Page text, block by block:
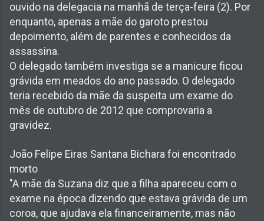
ouvido na delegacia na manhã de terça-feira (2). Por
enquanto, apenas a mãe do garoto prestou
depoimento, além de parentes e conhecidos da
assassina.
O delegado também investiga se a manicure ficou
grávida em meados do ano passado. O delegado
teria recebido da mãe da suspeita um exame do
mês de outubro de 2012 que comprovaria a
gravidez.
João Felipe Eiras Santana Bichara foi encontrado
morto
"A mãe da Suzana diz que a filha apareceu com o
exame na época dizendo que estava grávida de um
coroa, que ajudava ela financeiramente, mas não